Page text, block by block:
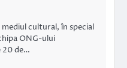
cultural, în special
ONG-ului
20 de…